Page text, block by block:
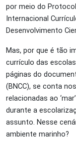
por meio do
Internacional
Desenvolvimento
Mas, por que é tão
currículo das
páginas do
(BNCC), se conta
relacionadas ao
durante a
assunto. Nesse
ambiente marinho?